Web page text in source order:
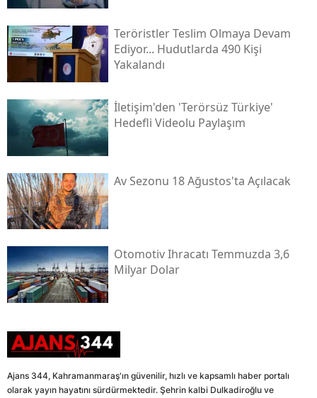
Teröristler Teslim Olmaya Devam
Ediyor... Hudutlarda 490 Kişi
Yakalandı
İletişim'den 'terörsüz Türkiye'
Hedefli Videolu Paylaşım
Av Sezonu 18 Ağustos'ta Açılacak
Otomotiv Ihracatı Temmuzda 3,6
Milyar Dolar
Ajans 344, Kahramanmaraş'ın güvenilir, hızlı ve kapsamlı haber portalı
olarak yayın hayatını sürdürmektedir. Şehrin kalbi Dulkadiroğlu ve